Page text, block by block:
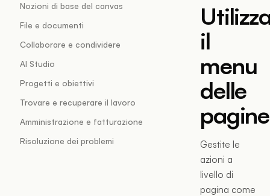
Nozioni di base del canvas
File e documenti
Collaborare e condividere
AI Studio
Progetti e obiettivi
Trovare e recuperare il lavoro
Amministrazione e fatturazione
Risoluzione dei problemi
il
menu
delle
pagine
Gestite le
azioni a
livello di
pagina come